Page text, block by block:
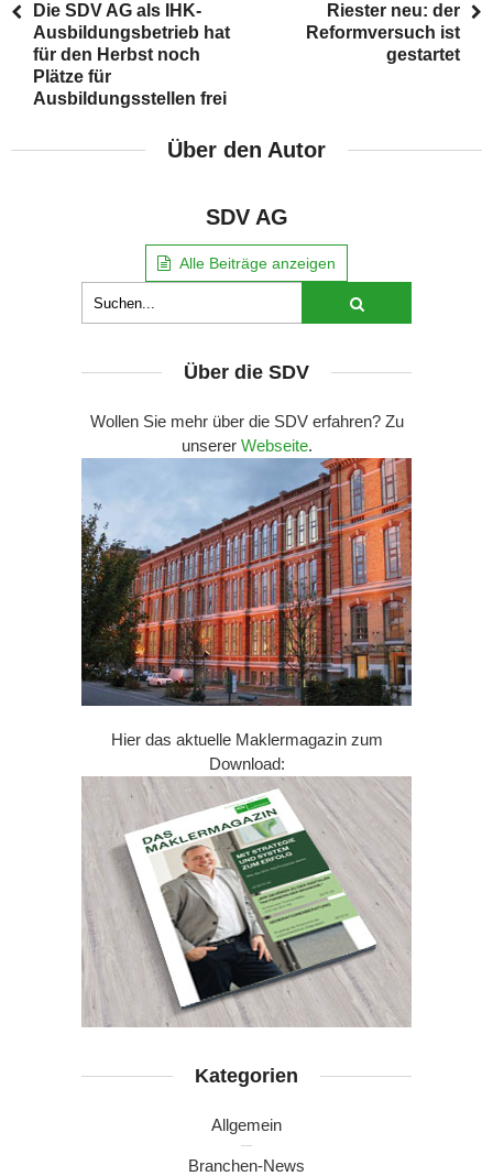
Die SDV AG als IHK-
Ausbildungsbetrieb hat
für den Herbst noch
Plätze für
Ausbildungsstellen frei
Riester neu: der
Reformversuch ist
gestartet
Über den Autor
SDV AG
Alle Beiträge anzeigen
Über die SDV
Wollen Sie mehr über die SDV erfahren? Zu
unserer Webseite.
Hier das aktuelle Maklermagazin zum
Download:
Kategorien
Allgemein
Branchen-News